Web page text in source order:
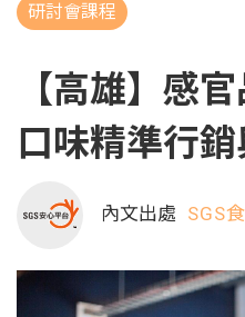
研討會課程
【高雄】感
口味精準行
內文出處 SGS